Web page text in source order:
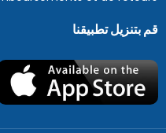
قم بتنزيل تطبيقنا